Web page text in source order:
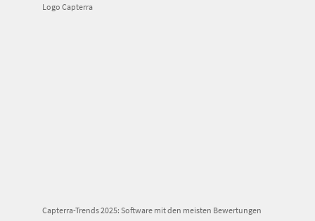
Logo Capterra
Capterra-Trends 2025: Software mit den meisten Bewertungen